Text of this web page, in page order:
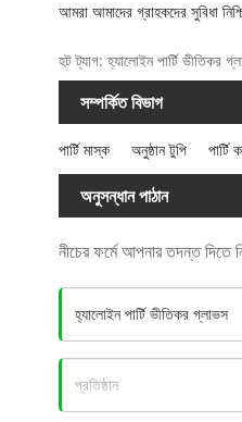
আমরা আমাদের গ্রাহকদের সুবিধা
হট ট্যাগ: হ্যালোইন পার্টি ভীতিকর
সম্পর্কিত বিভাগ
পার্টি মাস্ক অনুষ্ঠান টুপি পার্টি
অনুসন্ধান পাঠান
নীচের ফর্মে আপনার তদন্ত দিতে